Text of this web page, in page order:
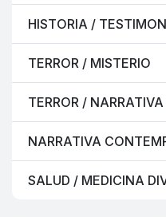
HISTORIA /
TERROR / MISTERIO
TERROR / NARRATIVA
NARRATIVA
SALUD / MEDICINA